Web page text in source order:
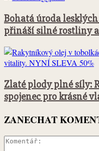
Bohatá úroda
přináší silné rostliny
Zlaté plody plné síly:
spojenec pro krásné
ZANECHAT